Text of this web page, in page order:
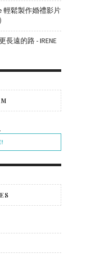
輕鬆製作婚禮影片
長遠的路 - IRENE